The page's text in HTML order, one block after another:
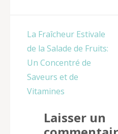
Navigation
de
l’article
La Fraîcheur Estivale
de la Salade de Fruits:
Un Concentré de
Saveurs et de
Vitamines
Laisser un